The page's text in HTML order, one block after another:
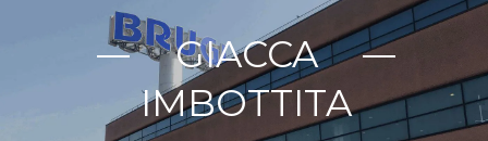
GIACCA
IMBOTTITA